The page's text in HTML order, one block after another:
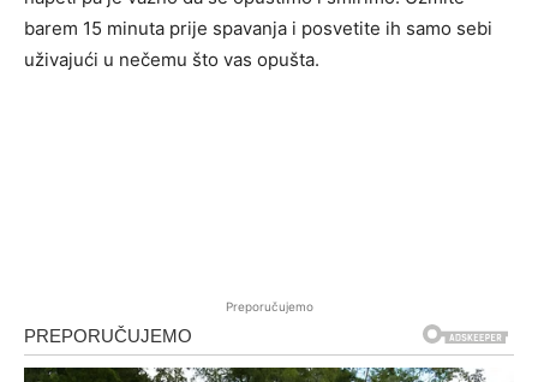
barem 15 minuta prije spavanja i posvetite ih samo sebi
uživajući u nečemu što vas opušta.
Preporučujemo